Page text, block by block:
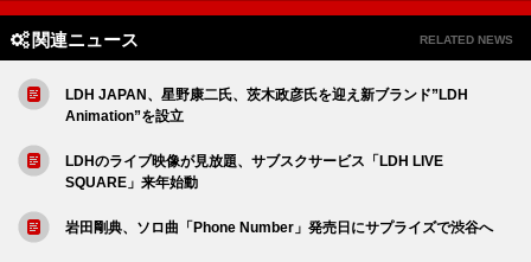
関連ニュース RELATED NEWS
LDH JAPAN、星野康二氏、茨木政彦氏を迎え新ブランド”LDH
Animation”を設立
LDHのライブ映像が見放題、サブスクサービス「LDH LIVE
SQUARE」来年始動
岩田剛典、ソロ曲「Phone Number」発売日にサプライズで渋谷へ